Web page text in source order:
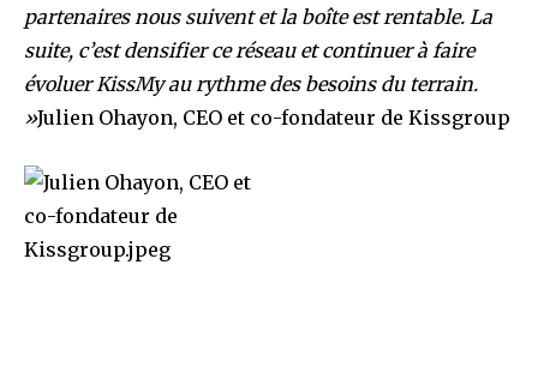
partenaires nous suivent et la boîte est rentable. La
suite, c’est densifier ce réseau et continuer à faire
évoluer KissMy au rythme des besoins du terrain.
»Julien Ohayon, CEO et co-fondateur de Kissgroup